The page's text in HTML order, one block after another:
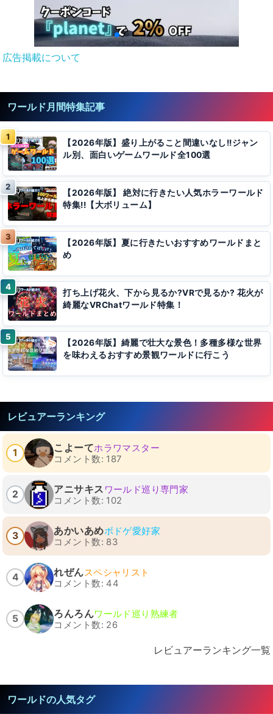
広告掲載について
ワールド月間特集記事
【2026年版】盛り上がること間違いなし!!ジャン
ル別、面白いゲームワールド全100選
【2026年版】 絶対に行きたい人気ホラーワールド
特集!!【大ボリューム】
【2026年版】夏に行きたいおすすめワールドまと
め
打ち上げ花火、下から見るか?VRで見るか? 花火が
綺麗なVRChatワールド特集！
【2026年版】綺麗で壮大な景色！多種多様な世界
を味わえるおすすめ景観ワールドに行こう
レビュアーランキング
1 こよーてホラワマスター
コメント数: 187
2 アニサキス ワールド巡り専門家
コメント数: 102
3 あかいあめボドゲ愛好家
コメント数: 83
4 れぜんスペシャリスト
コメント数: 44
5 ろんろんワールド巡り熟練者
コメント数: 26
レビュアーランキング一覧
ワールドの人気タグ